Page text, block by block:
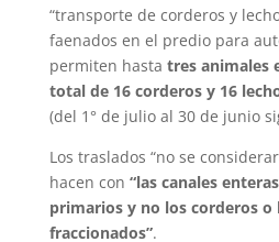
“transporte de corderos y
faenados en el predio para
permiten hasta tres animales
total de 16 corderos y 16
(del 1° de julio al 30 de junio
Los traslados “no se
hacen con “las canales
primarios y no los corderos o
fraccionados”.